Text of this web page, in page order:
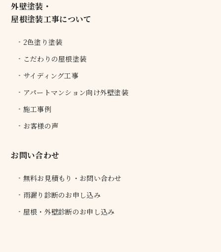
外壁塗装・
屋根塗装工事について
2色塗り塗装
こだわりの屋根塗装
サイディング工事
アパートマンション向け外壁塗装
施工事例
お客様の声
お問い合わせ
無料お見積もり・お問い合わせ
雨漏り診断のお申し込み
屋根・外壁診断のお申し込み